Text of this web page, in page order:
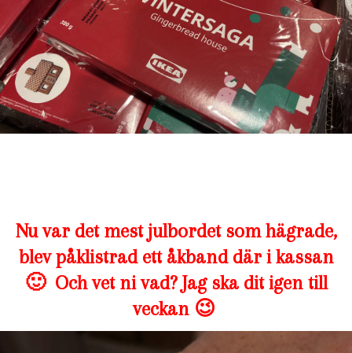
Nu var det mest julbordet som hägrade,
blev påklistrad ett åkband där i kassan
🙂 Och vet ni vad? Jag ska dit igen till
veckan 😉